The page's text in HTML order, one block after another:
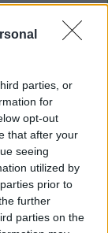
parties, or
for
opt-out
that after your
seeing
utilized by
prior to
further
parties on the
az